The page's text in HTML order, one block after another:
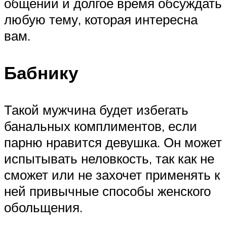
любую тему, которая интересна
вам.
Бабнику
Такой мужчина будет избегать
банальных комплиментов, если
парню нравится девушка. Он может
испытывать неловкость, так как не
сможет или не захочет применять к
ней привычные способы женского
обольщения.